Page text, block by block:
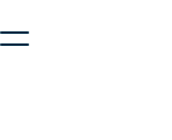
безопасную